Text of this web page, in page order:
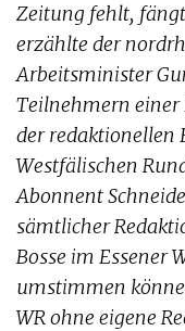
Zeitung fehlt,
erzählte der
Arbeitsminister
Teilnehmern
der redaktionellen
Westfälischen
Abonnent
sämtlicher
Bosse im Essener
umstimmen
WR ohne eigene